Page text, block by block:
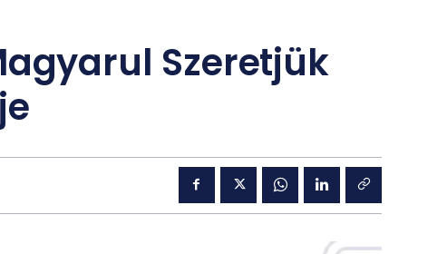
Szeretjük